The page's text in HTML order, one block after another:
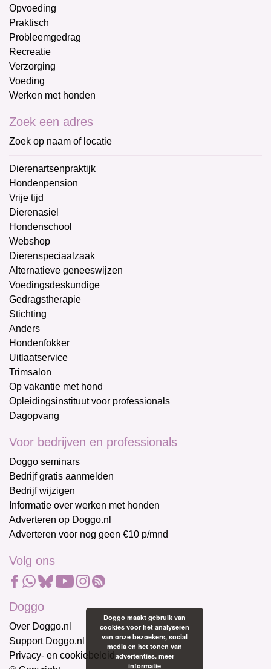
Opvoeding
Praktisch
Probleemgedrag
Recreatie
Verzorging
Voeding
Werken met honden
Zoek een adres
Zoek op naam of locatie
Dierenartsenpraktijk
Hondenpension
Vrije tijd
Dierenasiel
Hondenschool
Webshop
Dierenspeciaalzaak
Alternatieve geneeswijzen
Voedingsdeskundige
Gedragstherapie
Stichting
Anders
Hondenfokker
Uitlaatservice
Trimsalon
Op vakantie met hond
Opleidingsinstituut voor professionals
Dagopvang
Voor bedrijven en professionals
Doggo seminars
Bedrijf gratis aanmelden
Bedrijf wijzigen
Informatie over werken met honden
Adverteren op Doggo.nl
Adverteren voor nog geen €10 p/mnd
Volg ons
Doggo
Over Doggo.nl
Support Doggo.nl
Privacy- en cookiebeleid
Doggo maakt gebruik van
cookies voor het analyseren
van onze bezoekers, social
media en het tonen van
advertenties. meer
informatie